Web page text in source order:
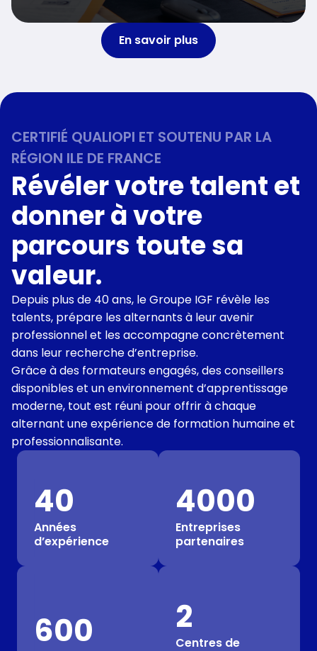
En savoir plus
CERTIFIÉ QUALIOPI ET SOUTENU PAR LA
RÉGION ILE DE FRANCE
Révéler votre talent et
donner à votre
parcours toute sa
valeur.
Depuis plus de 40 ans, le Groupe IGF révèle les
talents, prépare les alternants à leur avenir
professionnel et les accompagne concrètement
dans leur recherche d’entreprise.
Grâce à des formateurs engagés, des conseillers
disponibles et un environnement d’apprentissage
moderne, tout est réuni pour offrir à chaque
alternant une expérience de formation humaine et
professionnalisante.
40
Années
d’expérience
4000
Entreprises
partenaires
600 2
Centres de